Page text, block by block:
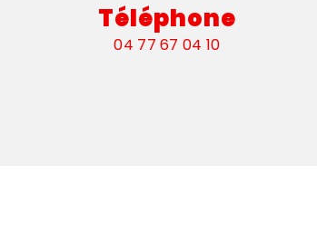
Téléphone
04 77 67 04 10